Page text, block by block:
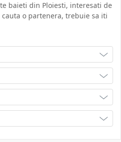
baieti din Ploiesti, interesati de
o partenera, trebuie sa iti